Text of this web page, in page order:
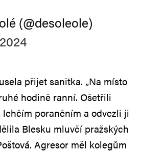
(@desoleole)
přijet sanitka. „Na místo
hodině ranní. Ošetřili
poraněním a odvezli ji
Blesku mluvčí pražských
Agresor měl kolegům